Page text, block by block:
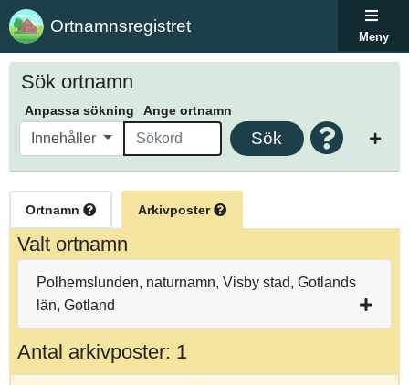
Ortnamnsregistret
Meny
Sök ortnamn
Anpassa sökning Ange ortnamn
Innehåller Sök
Ortnamn Arkivposter
Valt ortnamn
Polhemslunden, naturnamn, Visby stad, Gotlands
län, Gotland
Antal arkivposter: 1